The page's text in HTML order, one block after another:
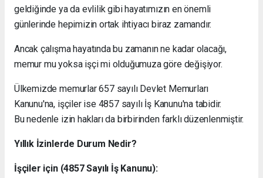
geldiğinde ya da evlilik gibi hayatımızın en önemli
günlerinde hepimizin ortak ihtiyacı biraz zamandır.
Ancak çalışma hayatında bu zamanın ne kadar olacağı,
memur mu yoksa işçi mi olduğumuza göre değişiyor.
Ülkemizde memurlar 657 sayılı Devlet Memurları
Kanunu'na, işçiler ise 4857 sayılı İş Kanunu'na tabidir.
Bu nedenle izin hakları da birbirinden farklı düzenlenmiştir.
Yıllık İzinlerde Durum Nedir?
İşçiler için (4857 Sayılı İş Kanunu):